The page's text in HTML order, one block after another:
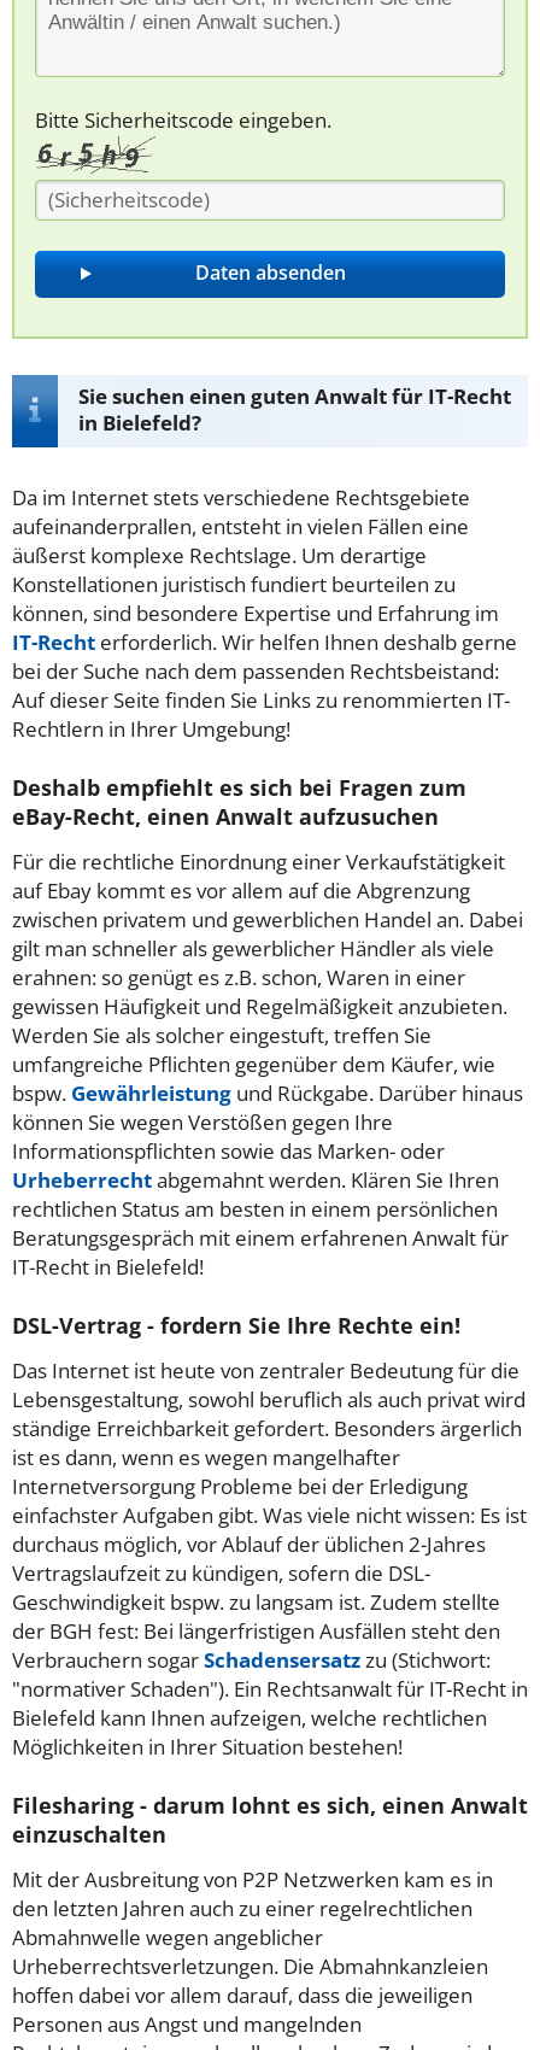
Bitte Sicherheitscode eingeben.
Sie suchen einen guten Anwalt für IT-Recht
in Bielefeld?
Da im Internet stets verschiedene Rechtsgebiete
aufeinanderprallen, entsteht in vielen Fällen eine
äußerst komplexe Rechtslage. Um derartige
Konstellationen juristisch fundiert beurteilen zu
können, sind besondere Expertise und Erfahrung im
IT-Recht erforderlich. Wir helfen Ihnen deshalb gerne
bei der Suche nach dem passenden Rechtsbeistand:
Auf dieser Seite finden Sie Links zu renommierten IT-
Rechtlern in Ihrer Umgebung!
Deshalb empfiehlt es sich bei Fragen zum
eBay-Recht, einen Anwalt aufzusuchen
Für die rechtliche Einordnung einer Verkaufstätigkeit
auf Ebay kommt es vor allem auf die Abgrenzung
zwischen privatem und gewerblichen Handel an. Dabei
gilt man schneller als gewerblicher Händler als viele
erahnen: so genügt es z.B. schon, Waren in einer
gewissen Häufigkeit und Regelmäßigkeit anzubieten.
Werden Sie als solcher eingestuft, treffen Sie
umfangreiche Pflichten gegenüber dem Käufer, wie
bspw. Gewährleistung und Rückgabe. Darüber hinaus
können Sie wegen Verstößen gegen Ihre
Informationspflichten sowie das Marken- oder
Urheberrechtabgemahnt werden. Klären Sie Ihren
rechtlichen Status am besten in einem persönlichen
Beratungsgespräch mit einem erfahrenen Anwalt für
IT-Recht in Bielefeld!
DSL-Vertrag - fordern Sie Ihre Rechte ein!
Das Internet ist heute von zentraler Bedeutung für die
Lebensgestaltung, sowohl beruflich als auch privat wird
ständige Erreichbarkeit gefordert. Besonders ärgerlich
ist es dann, wenn es wegen mangelhafter
Internetversorgung Probleme bei der Erledigung
einfachster Aufgaben gibt. Was viele nicht wissen: Es ist
durchaus möglich, vor Ablauf der üblichen 2-Jahres
Vertragslaufzeit zu kündigen, sofern die DSL-
Geschwindigkeit bspw. zu langsam ist. Zudem stellte
der BGH fest: Bei längerfristigen Ausfällen steht den
Verbrauchern sogarSchadensersatzzu (Stichwort:
"normativer Schaden"). Ein Rechtsanwalt für IT-Recht in
Bielefeld kann Ihnen aufzeigen, welche rechtlichen
Möglichkeiten in Ihrer Situation bestehen!
Filesharing - darum lohnt es sich, einen Anwalt
einzuschalten
Mit der Ausbreitung von P2P Netzwerken kam es in
den letzten Jahren auch zu einer regelrechtlichen
Abmahnwelle wegen angeblicher
Urheberrechtsverletzungen. Die Abmahnkanzleien
hoffen dabei vor allem darauf, dass die jeweiligen
Personen aus Angst und mangelnden